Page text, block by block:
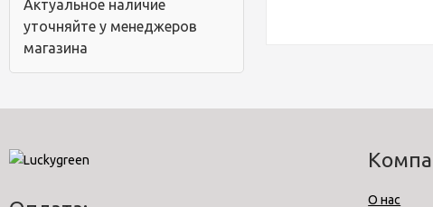
Актуальное наличие
уточняйте у менеджеров
магазина
О нас